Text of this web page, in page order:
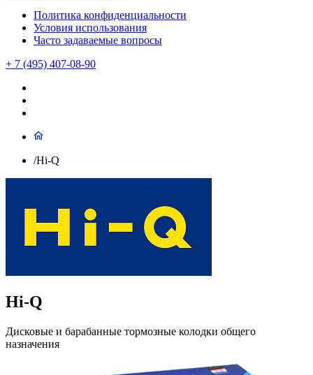
Политика конфиденциальности
Условия использования
Часто задаваемые вопросы
+ 7 (495) 407-08-90
/Hi-Q
Hi-Q
Дисковые и барабанные тормозные колодки общего
назначения